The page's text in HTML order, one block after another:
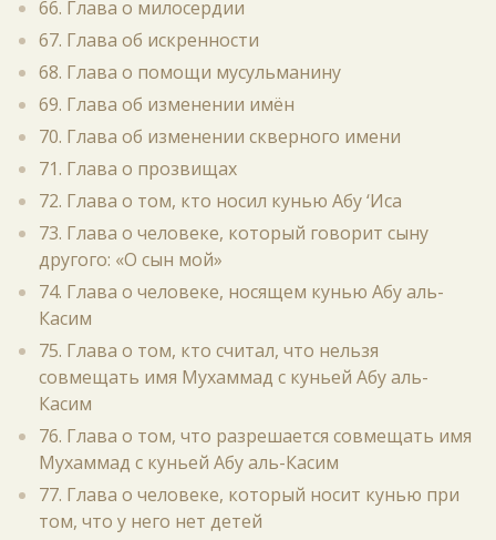
66. Глава о милосердии
67. Глава об искренности
68. Глава о помощи мусульманину
69. Глава об изменении имён
70. Глава об изменении скверного имени
71. Глава о прозвищах
72. Глава о том, кто носил кунью Абу ‘Иса
73. Глава о человеке, который говорит сыну
другого: «О сын мой»
74. Глава о человеке, носящем кунью Абу аль-
Касим
75. Глава о том, кто считал, что нельзя
совмещать имя Мухаммад с куньей Абу аль-
Касим
76. Глава о том, что разрешается совмещать имя
Мухаммад с куньей Абу аль-Касим
77. Глава о человеке, который носит кунью при
том, что у него нет детей